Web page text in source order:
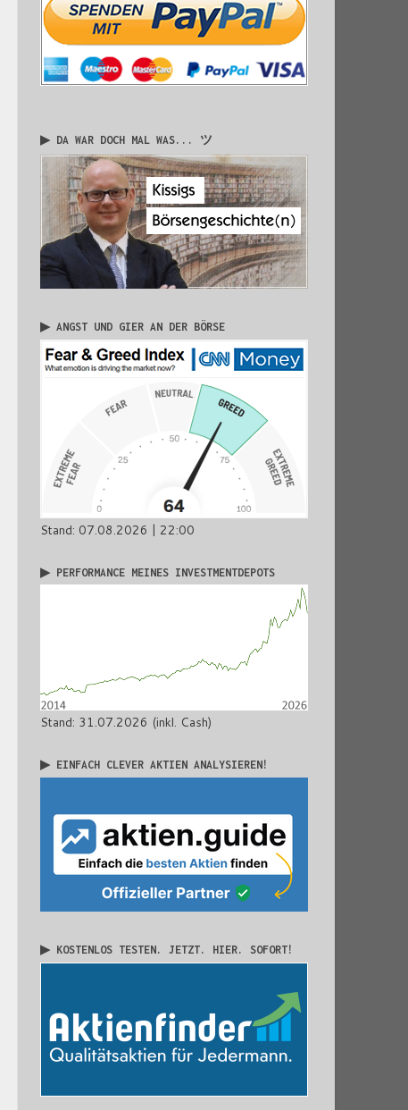
▶ DA WAR DOCH MAL WAS... ツ
▶ ANGST UND GIER AN DER BÖRSE
Stand: 07.08.2026 | 22:00
▶ PERFORMANCE MEINES INVESTMENTDEPOTS
Stand: 31.07.2026 (inkl. Cash)
▶ EINFACH CLEVER AKTIEN ANALYSIEREN!
▶ KOSTENLOS TESTEN. JETZT. HIER. SOFORT!